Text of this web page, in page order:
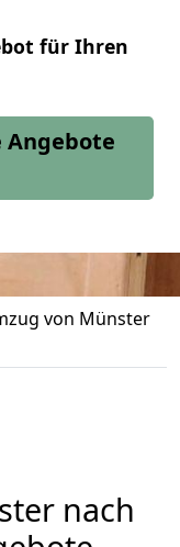
für Ihren
Angebote
von Münster
nach